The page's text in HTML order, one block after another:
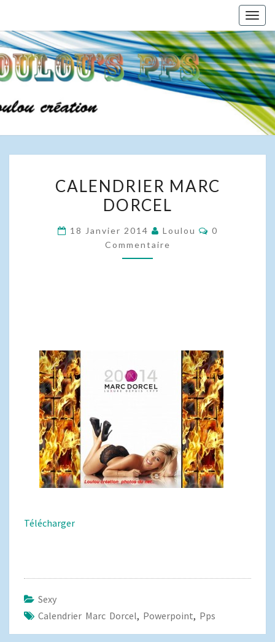
content
MARC
DORCEL
CALENDRIER MARC
DORCEL
18 Janvier 2014 Loulou
0
Commentaire
Télécharger
Sexy
Calendrier Marc Dorcel, Powerpoint, Pps